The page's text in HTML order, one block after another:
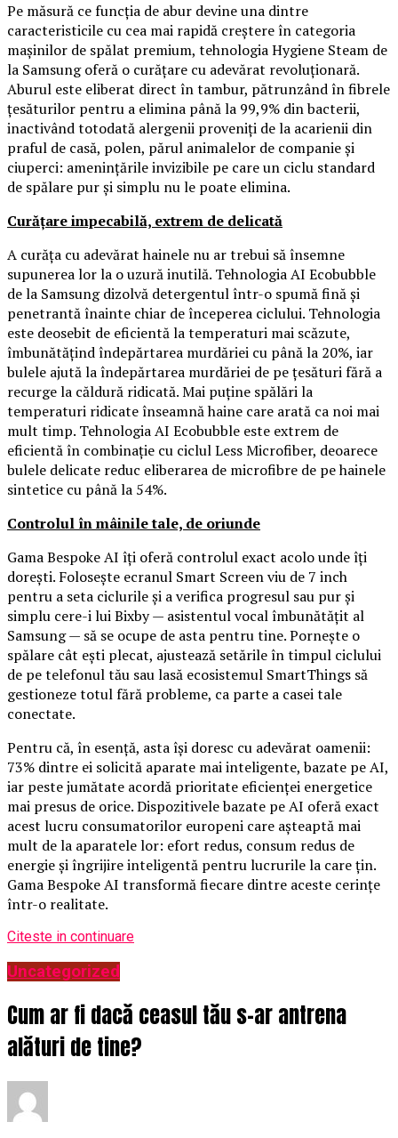
Pe măsură ce funcția de abur devine una dintre
caracteristicile cu cea mai rapidă creștere în categoria
mașinilor de spălat premium, tehnologia Hygiene Steam de
la Samsung oferă o curățare cu adevărat revoluționară.
Aburul este eliberat direct în tambur, pătrunzând în fibrele
țesăturilor pentru a elimina până la 99,9% din bacterii,
inactivând totodată alergenii proveniți de la acarienii din
praful de casă, polen, părul animalelor de companie și
ciuperci: amenințările invizibile pe care un ciclu standard
de spălare pur și simplu nu le poate elimina.
Curățare impecabilă, extrem de delicată
A curăța cu adevărat hainele nu ar trebui să însemne
supunerea lor la o uzură inutilă. Tehnologia AI Ecobubble
de la Samsung dizolvă detergentul într-o spumă fină și
penetrantă înainte chiar de începerea ciclului. Tehnologia
este deosebit de eficientă la temperaturi mai scăzute,
îmbunătățind îndepărtarea murdăriei cu până la 20%, iar
bulele ajută la îndepărtarea murdăriei de pe țesături fără a
recurge la căldură ridicată. Mai puține spălări la
temperaturi ridicate înseamnă haine care arată ca noi mai
mult timp. Tehnologia AI Ecobubble este extrem de
eficientă în combinație cu ciclul Less Microfiber, deoarece
bulele delicate reduc eliberarea de microfibre de pe hainele
sintetice cu până la 54%.
Controlul în mâinile tale, de oriunde
Gama Bespoke AI îți oferă controlul exact acolo unde îți
dorești. Folosește ecranul Smart Screen viu de 7 inch
pentru a seta ciclurile și a verifica progresul sau pur și
simplu cere-i lui Bixby — asistentul vocal îmbunătățit al
Samsung — să se ocupe de asta pentru tine. Pornește o
spălare cât ești plecat, ajustează setările în timpul ciclului
de pe telefonul tău sau lasă ecosistemul SmartThings să
gestioneze totul fără probleme, ca parte a casei tale
conectate.
Pentru că, în esență, asta își doresc cu adevărat oamenii:
73% dintre ei solicită aparate mai inteligente, bazate pe AI,
iar peste jumătate acordă prioritate eficienței energetice
mai presus de orice. Dispozitivele bazate pe AI oferă exact
acest lucru consumatorilor europeni care așteaptă mai
mult de la aparatele lor: efort redus, consum redus de
energie și îngrijire inteligentă pentru lucrurile la care țin.
Gama Bespoke AI transformă fiecare dintre aceste cerințe
într-o realitate.
Citeste in continuare
Uncategorized
Cum ar fi dacă ceasul tău s-ar antrena
alături de tine?